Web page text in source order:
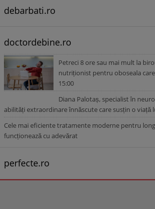
debarbati.ro
doctordebine.ro
Petreci 8 ore sau mai mult la
nutriționist pentru oboseala
15:00
Diana Palotaș, specialist în
abilități extraordinare înnăscute care susțin o viață
Cele mai eficiente tratamente moderne pentru
funcționează cu adevărat
perfecte.ro